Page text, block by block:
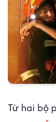
Từ hai bộ